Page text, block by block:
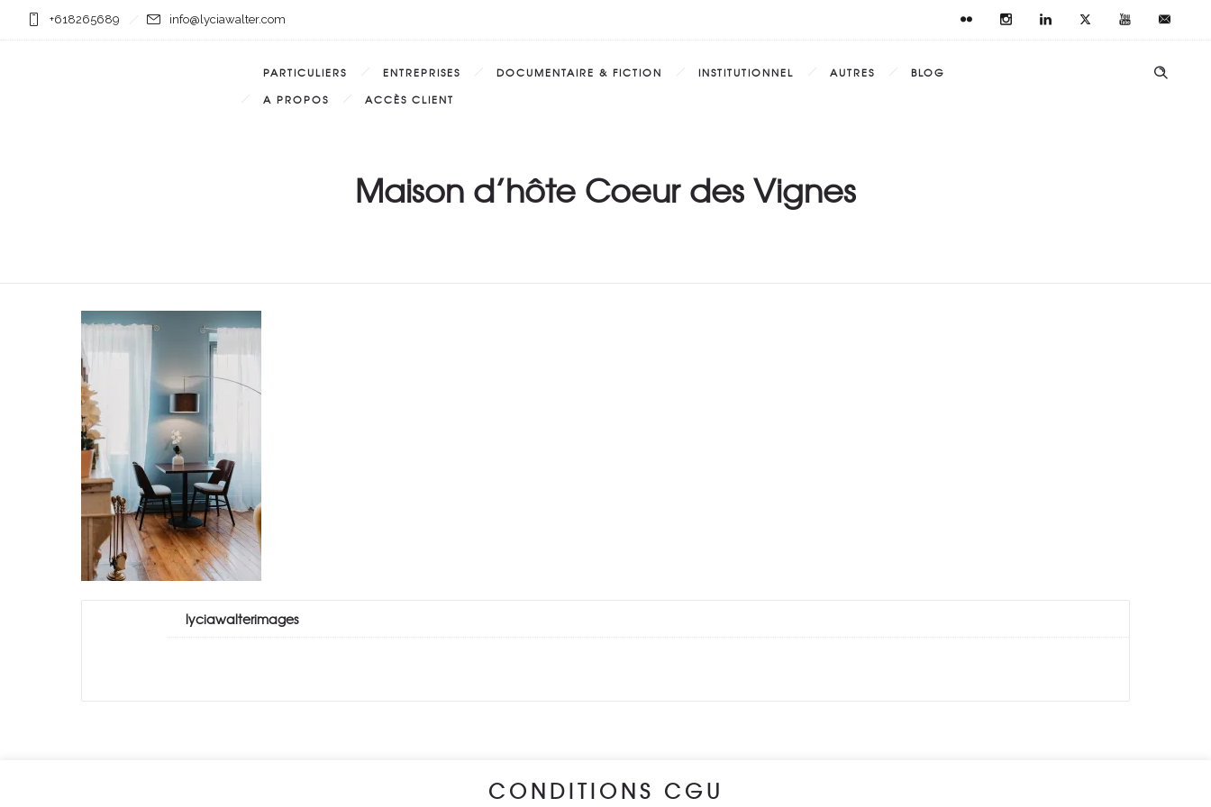
+618265689 info@lyciawalter.com
PARTICULIERS ENTREPRISES DOCUMENTAIRE & FICTION INSTITUTIONNEL AUTRES
BLOG
A PROPOS
ACCÈS CLIENT
Maison d’hôte Coeur des Vignes
lyciawalterimages
CONDITIONS CGU